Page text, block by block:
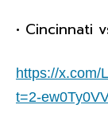
• Cincinnati
https://x.com/
t=2-